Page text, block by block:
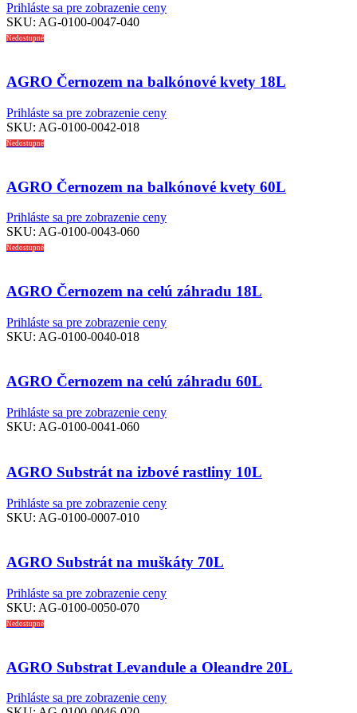
Prihláste sa pre zobrazenie ceny
SKU: AG-0100-0047-040
Nedostupné
AGRO Černozem na balkónové kvety 18L
Prihláste sa pre zobrazenie ceny
SKU: AG-0100-0042-018
Nedostupné
AGRO Černozem na balkónové kvety 60L
Prihláste sa pre zobrazenie ceny
SKU: AG-0100-0043-060
Nedostupné
AGRO Černozem na celú záhradu 18L
Prihláste sa pre zobrazenie ceny
SKU: AG-0100-0040-018
AGRO Černozem na celú záhradu 60L
Prihláste sa pre zobrazenie ceny
SKU: AG-0100-0041-060
AGRO Substrát na izbové rastliny 10L
Prihláste sa pre zobrazenie ceny
SKU: AG-0100-0007-010
AGRO Substrát na muškáty 70L
Prihláste sa pre zobrazenie ceny
SKU: AG-0100-0050-070
Nedostupné
AGRO Substrat Levandule a Oleandre 20L
Prihláste sa pre zobrazenie ceny